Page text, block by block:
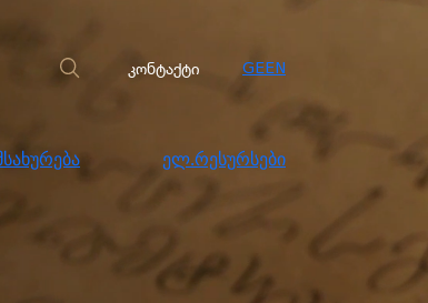
კონტაქტი GEEN
ელ.რესურსები